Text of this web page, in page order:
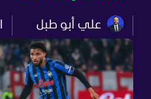
علي أبو طبل